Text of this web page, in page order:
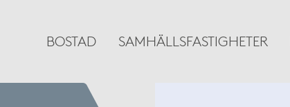
BOSTAD SAMHÄLLSFASTIGHETER